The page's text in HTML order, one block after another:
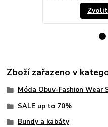
Zboží zařazeno v
Móda Obuv-Fashion Wear
SALE up to 70%
Bundy a kabáty